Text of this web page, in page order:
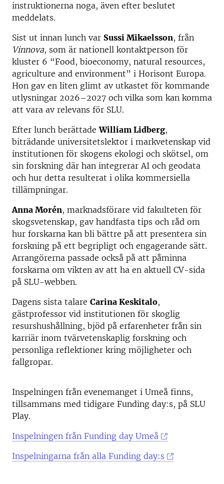
instruktionerna noga, även efter beslutet
meddelats.
Sist ut innan lunch var Sussi Mikaelsson, från
Vinnova, som är nationell kontaktperson för
kluster 6 “Food, bioeconomy, natural resources,
agriculture and environment” i Horisont Europa.
Hon gav en liten glimt av utkastet för kommande
utlysningar 2026–2027 och vilka som kan komma
att vara av relevans för SLU.
Efter lunch berättadeWilliam Lidberg,
biträdande universitetslektor i markvetenskap vid
institutionen för skogens ekologi och skötsel, om
sin forskning där han integrerar AI och geodata
och hur detta resulterat i olika kommersiella
tillämpningar.
Anna Morén, marknadsförare vid fakulteten för
skogsvetenskap, gav handfasta tips och råd om
hur forskarna kan bli bättre på att presentera sin
forskning på ett begripligt och engagerande sätt.
Arrangörerna passade också på att påminna
forskarna om vikten av att ha en aktuell CV-sida
på SLU-webben.
Dagens sista talare Carina Keskitalo,
gästprofessor vid institutionen för skoglig
resurshushållning, bjöd på erfarenheter från sin
karriär inom tvärvetenskaplig forskning och
personliga reflektioner kring möjligheter och
fallgropar.
Inspelningen från evenemanget i Umeå finns,
tillsammans med tidigare Funding day:s, på SLU
Play.
Inspelningen från Funding day Umeå
Inspelningarna från alla Funding day:s